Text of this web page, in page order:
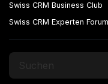
Swiss CRM Business Club
Swiss CRM Experten Forum